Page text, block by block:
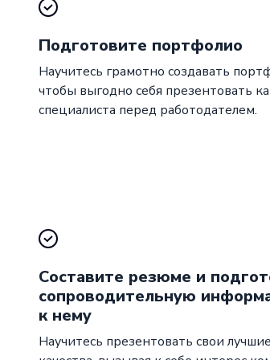
Подготовите портфолио
Научитесь грамотно создавать
чтобы выгодно себя презентовать
специалиста перед работодателем.
Составите резюме и
сопроводительную
к нему
Научитесь презентовать свои лучшие